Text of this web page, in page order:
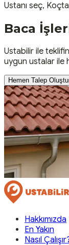
Ustanı seç,
Baca
Ustabilir ile
uygun ustalar ile
Hemen Talep
Hakkımızda
En Yakın
Nasıl